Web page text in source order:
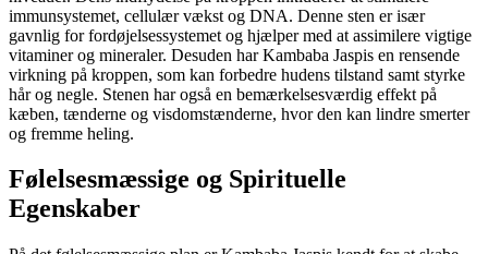
immunsystemet, cellulær vækst og DNA. Denne sten er især
gavnlig for fordøjelsessystemet og hjælper med at assimilere vigtige
vitaminer og mineraler. Desuden har Kambaba Jaspis en rensende
virkning på kroppen, som kan forbedre hudens tilstand samt styrke
hår og negle. Stenen har også en bemærkelsesværdig effekt på
kæben, tænderne og visdomstænderne, hvor den kan lindre smerter
og fremme heling.
Følelsesmæssige og Spirituelle
Egenskaber